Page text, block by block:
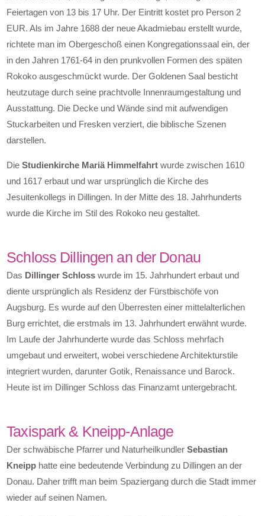
Feiertagen von 13 bis 17 Uhr. Der Eintritt kostet pro Person 2
EUR. Als im Jahre 1688 der neue Akadmiebau erstellt wurde,
richtete man im Obergeschoß einen Kongregationssaal ein, der
in den Jahren 1761-64 in den prunkvollen Formen des späten
Rokoko ausgeschmückt wurde. Der Goldenen Saal besticht
heutzutage durch seine prachtvolle Innenraumgestaltung und
Ausstattung. Die Decke und Wände sind mit aufwendigen
Stuckarbeiten und Fresken verziert, die biblische Szenen
darstellen.
DieStudienkirche Mariä Himmelfahrt wurde zwischen 1610
und 1617 erbaut und war ursprünglich die Kirche des
Jesuitenkollegs in Dillingen. In der Mitte des 18. Jahrhunderts
wurde die Kirche im Stil des Rokoko neu gestaltet.
Schloss Dillingen an der Donau
Das Dillinger Schloss wurde im 15. Jahrhundert erbaut und
diente ursprünglich als Residenz der Fürstbischöfe von
Augsburg. Es wurde auf den Überresten einer mittelalterlichen
Burg errichtet, die erstmals im 13. Jahrhundert erwähnt wurde.
Im Laufe der Jahrhunderte wurde das Schloss mehrfach
umgebaut und erweitert, wobei verschiedene Architekturstile
integriert wurden, darunter Gotik, Renaissance und Barock.
Heute ist im Dillinger Schloss das Finanzamt untergebracht.
Taxispark & Kneipp-Anlage
Der schwäbische Pfarrer und NaturheilkundlerSebastian
Kneipp hatte eine bedeutende Verbindung zu Dillingen an der
Donau. Daher trifft man beim Spaziergang durch die Stadt immer
wieder auf seinen Namen.